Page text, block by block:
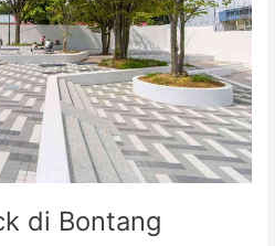
di Bontang